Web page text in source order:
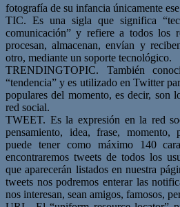
fotografía de su infancia únicamente
TIC. Es una sigla que significa
comunicación” y refiere a todos los
procesan, almacenan, envían y
otro, mediante un soporte tecnológico.
TRENDINGTOPIC. También
“tendencia” y es utilizado en Twitter
populares del momento, es decir, son
red social.
TWEET. Es la expresión en la red
pensamiento, idea, frase,
puede tener como máximo 140
encontraremos tweets de todos los
que aparecerán listados en nuestra
tweets nos podremos enterar las
nos interesan, sean amigos, famosos,